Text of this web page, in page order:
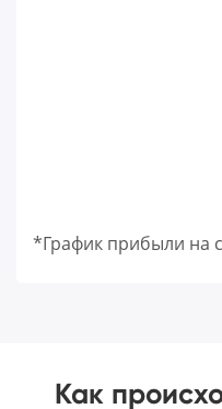
*График прибыли на
Как